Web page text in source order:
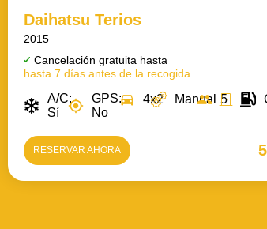
Daihatsu Terios
2015
Cancelación gratuita hasta
hasta 7 días antes de la recogida
A/C:
Sí
GPS:
No
4x2 Manual 5 5
RESERVAR AHORA